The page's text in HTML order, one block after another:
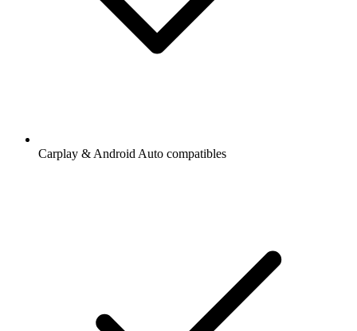
Carplay & Android Auto compatibles